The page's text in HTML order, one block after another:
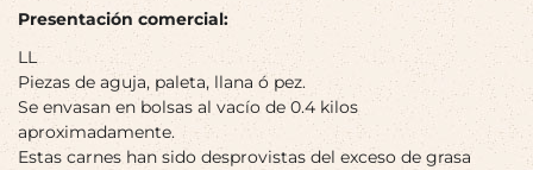
Presentación comercial:
LL
Piezas de aguja, paleta, llana ó pez.
Se envasan en bolsas al vacío de 0.4 kilos
aproximadamente.
Estas carnes han sido desprovistas del exceso de grasa